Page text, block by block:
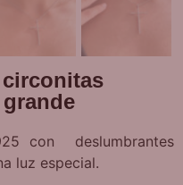
con deslumbrantes
luz especial.